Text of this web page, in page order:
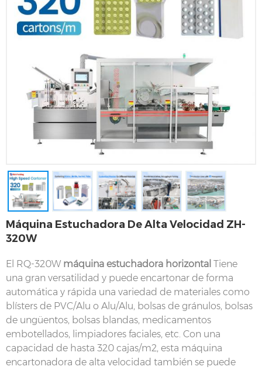
Máquina Estuchadora De Alta Velocidad ZH-
320W
El RQ-320W máquina estuchadora horizontal Tiene
una gran versatilidad y puede encartonar de forma
automática y rápida una variedad de materiales como
blísters de PVC/Alu o Alu/Alu, bolsas de gránulos, bolsas
de ungüentos, bolsas blandas, medicamentos
embotellados, limpiadores faciales, etc. Con una
capacidad de hasta 320 cajas/m2, esta máquina
encartonadora de alta velocidad también se puede